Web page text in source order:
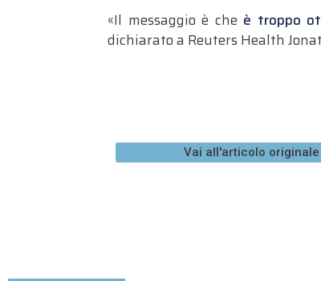
«Il messaggio è che è troppo
dichiarato a Reuters Health
Vai all'articolo originale